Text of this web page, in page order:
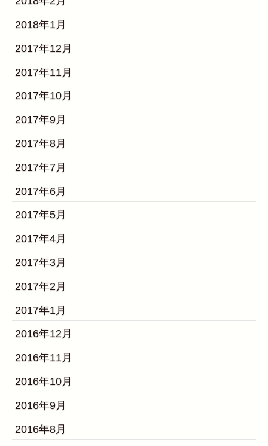
2018年1月
2017年12月
2017年11月
2017年10月
2017年9月
2017年8月
2017年7月
2017年6月
2017年5月
2017年4月
2017年3月
2017年2月
2017年1月
2016年12月
2016年11月
2016年10月
2016年9月
2016年8月